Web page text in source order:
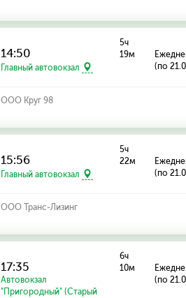
14:50
Главный автовокзал
5ч
19м
(по
ООО Круг 98
15:56
Главный автовокзал
5ч
22м
(по
ООО Транс-Лизинг
17:35
Автовокзал
"Пригородный" (Старый
6ч
10м
(по